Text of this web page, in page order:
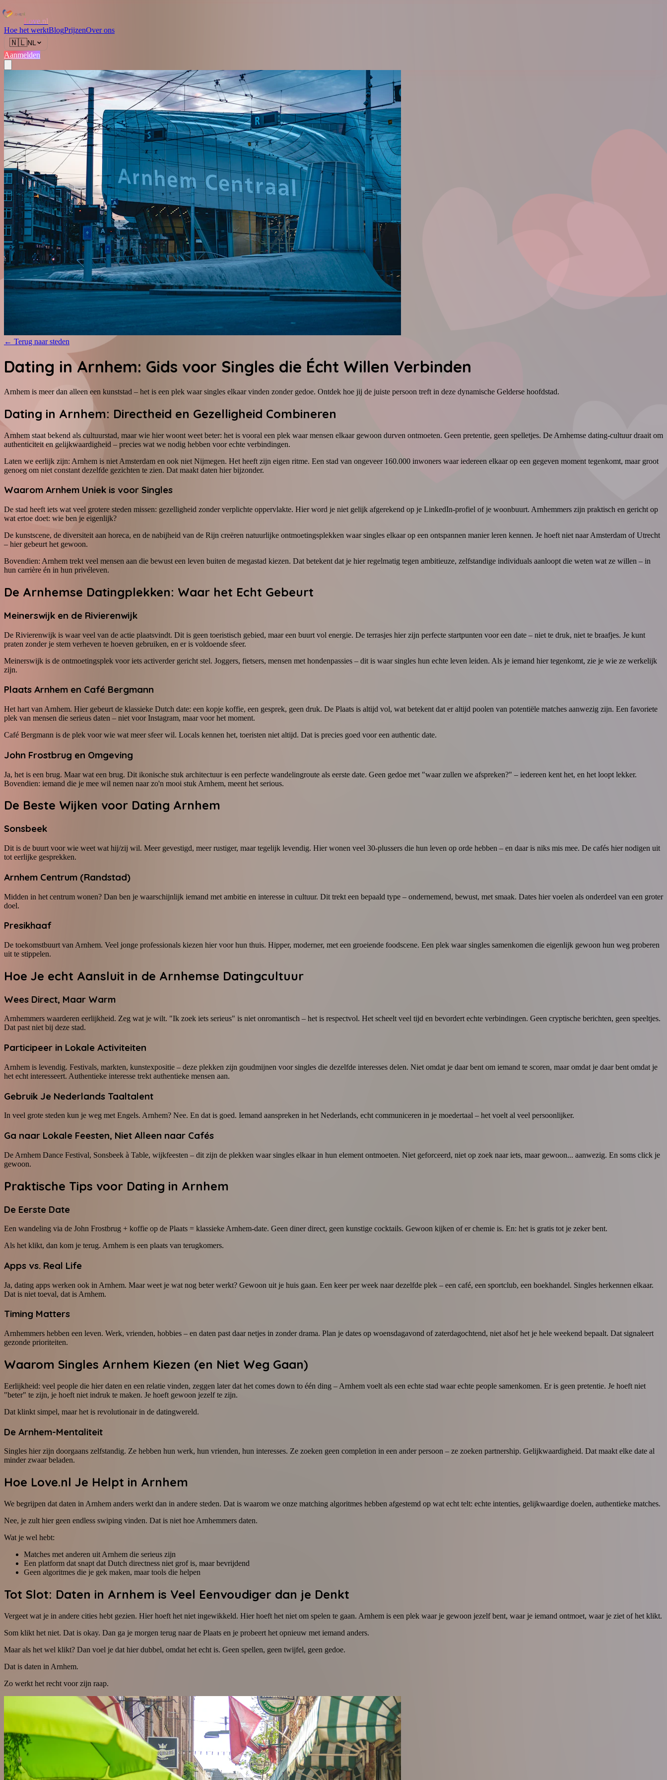
Love.nl
Hoe het werktBlogPrijzenOver ons
🇳🇱NL
Aanmelden
← Terug naar steden
Dating in Arnhem: Gids voor Singles die Écht Willen Verbinden
Arnhem is meer dan alleen een kunststad – het is een plek waar singles elkaar vinden zonder gedoe. Ontdek hoe jij de juiste persoon treft in deze dynamische Gelderse hoofdstad.
Dating in Arnhem: Directheid en Gezelligheid Combineren
Arnhem staat bekend als cultuurstad, maar wie hier woont weet beter: het is vooral een plek waar mensen elkaar gewoon durven ontmoeten. Geen pretentie, geen spelletjes. De Arnhemse dating-cultuur draait om
authenticiteit en gelijkwaardigheid – precies wat we nodig hebben voor echte verbindingen.
Laten we eerlijk zijn: Arnhem is niet Amsterdam en ook niet Nijmegen. Het heeft zijn eigen ritme. Een stad van ongeveer 160.000 inwoners waar iedereen elkaar op een gegeven moment tegenkomt, maar groot
genoeg om niet constant dezelfde gezichten te zien. Dat maakt daten hier bijzonder.
Waarom Arnhem Uniek is voor Singles
De stad heeft iets wat veel grotere steden missen: gezelligheid zonder verplichte oppervlakte. Hier word je niet gelijk afgerekend op je LinkedIn-profiel of je woonbuurt. Arnhemmers zijn praktisch en gericht op
wat ertoe doet: wie ben je eigenlijk?
De kunstscene, de diversiteit aan horeca, en de nabijheid van de Rijn creëren natuurlijke ontmoetingsplekken waar singles elkaar op een ontspannen manier leren kennen. Je hoeft niet naar Amsterdam of Utrecht
– hier gebeurt het gewoon.
Bovendien: Arnhem trekt veel mensen aan die bewust een leven buiten de megastad kiezen. Dat betekent dat je hier regelmatig tegen ambitieuze, zelfstandige individuals aanloopt die weten wat ze willen – in
hun carrière én in hun privéleven.
De Arnhemse Datingplekken: Waar het Echt Gebeurt
Meinerswijk en de Rivierenwijk
De Rivierenwijk is waar veel van de actie plaatsvindt. Dit is geen toeristisch gebied, maar een buurt vol energie. De terrasjes hier zijn perfecte startpunten voor een date – niet te druk, niet te braafjes. Je kunt
praten zonder je stem verheven te hoeven gebruiken, en er is voldoende sfeer.
Meinerswijk is de ontmoetingsplek voor iets activerder gericht stel. Joggers, fietsers, mensen met hondenpassies – dit is waar singles hun echte leven leiden. Als je iemand hier tegenkomt, zie je wie ze werkelijk
zijn.
Plaats Arnhem en Café Bergmann
Het hart van Arnhem. Hier gebeurt de klassieke Dutch date: een kopje koffie, een gesprek, geen druk. De Plaats is altijd vol, wat betekent dat er altijd poolen van potentiële matches aanwezig zijn. Een favoriete
plek van mensen die serieus daten – niet voor Instagram, maar voor het moment.
Café Bergmann is de plek voor wie wat meer sfeer wil. Locals kennen het, toeristen niet altijd. Dat is precies goed voor een authentic date.
John Frostbrug en Omgeving
Ja, het is een brug. Maar wat een brug. Dit ikonische stuk architectuur is een perfecte wandelingroute als eerste date. Geen gedoe met "waar zullen we afspreken?" – iedereen kent het, en het loopt lekker.
Bovendien: iemand die je mee wil nemen naar zo'n mooi stuk Arnhem, meent het serious.
De Beste Wijken voor Dating Arnhem
Sonsbeek
Dit is de buurt voor wie weet wat hij/zij wil. Meer gevestigd, meer rustiger, maar tegelijk levendig. Hier wonen veel 30-plussers die hun leven op orde hebben – en daar is niks mis mee. De cafés hier nodigen uit
tot eerlijke gesprekken.
Arnhem Centrum (Randstad)
Midden in het centrum wonen? Dan ben je waarschijnlijk iemand met ambitie en interesse in cultuur. Dit trekt een bepaald type – ondernemend, bewust, met smaak. Dates hier voelen als onderdeel van een groter
doel.
Presikhaaf
De toekomstbuurt van Arnhem. Veel jonge professionals kiezen hier voor hun thuis. Hipper, moderner, met een groeiende foodscene. Een plek waar singles samenkomen die eigenlijk gewoon hun weg proberen
uit te stippelen.
Hoe Je echt Aansluit in de Arnhemse Datingcultuur
Wees Direct, Maar Warm
Arnhemmers waarderen eerlijkheid. Zeg wat je wilt. "Ik zoek iets serieus" is niet onromantisch – het is respectvol. Het scheelt veel tijd en bevordert echte verbindingen. Geen cryptische berichten, geen speeltjes.
Dat past niet bij deze stad.
Participeer in Lokale Activiteiten
Arnhem is levendig. Festivals, markten, kunstexpositie – deze plekken zijn goudmijnen voor singles die dezelfde interesses delen. Niet omdat je daar bent om iemand te scoren, maar omdat je daar bent omdat je
het echt interesseert. Authentieke interesse trekt authentieke mensen aan.
Gebruik Je Nederlands Taaltalent
In veel grote steden kun je weg met Engels. Arnhem? Nee. En dat is goed. Iemand aanspreken in het Nederlands, echt communiceren in je moedertaal – het voelt al veel persoonlijker.
Ga naar Lokale Feesten, Niet Alleen naar Cafés
De Arnhem Dance Festival, Sonsbeek à Table, wijkfeesten – dit zijn de plekken waar singles elkaar in hun element ontmoeten. Niet geforceerd, niet op zoek naar iets, maar gewoon... aanwezig. En soms click je
gewoon.
Praktische Tips voor Dating in Arnhem
De Eerste Date
Een wandeling via de John Frostbrug + koffie op de Plaats = klassieke Arnhem-date. Geen diner direct, geen kunstige cocktails. Gewoon kijken of er chemie is. En: het is gratis tot je zeker bent.
Als het klikt, dan kom je terug. Arnhem is een plaats van terugkomers.
Apps vs. Real Life
Ja, dating apps werken ook in Arnhem. Maar weet je wat nog beter werkt? Gewoon uit je huis gaan. Een keer per week naar dezelfde plek – een café, een sportclub, een boekhandel. Singles herkennen elkaar.
Dat is niet toeval, dat is Arnhem.
Timing Matters
Arnhemmers hebben een leven. Werk, vrienden, hobbies – en daten past daar netjes in zonder drama. Plan je dates op woensdagavond of zaterdagochtend, niet alsof het je hele weekend bepaalt. Dat signaleert
gezonde prioriteiten.
Waarom Singles Arnhem Kiezen (en Niet Weg Gaan)
Eerlijkheid: veel people die hier daten en een relatie vinden, zeggen later dat het comes down to één ding – Arnhem voelt als een echte stad waar echte people samenkomen. Er is geen pretentie. Je hoeft niet
"beter" te zijn, je hoeft niet indruk te maken. Je hoeft gewoon jezelf te zijn.
Dat klinkt simpel, maar het is revolutionair in de datingwereld.
De Arnhem-Mentaliteit
Singles hier zijn doorgaans zelfstandig. Ze hebben hun werk, hun vrienden, hun interesses. Ze zoeken geen completion in een ander persoon – ze zoeken partnership. Gelijkwaardigheid. Dat maakt elke date al
minder zwaar beladen.
Hoe Love.nl Je Helpt in Arnhem
We begrijpen dat daten in Arnhem anders werkt dan in andere steden. Dat is waarom we onze matching algoritmes hebben afgestemd op wat echt telt: echte intenties, gelijkwaardige doelen, authentieke matches.
Nee, je zult hier geen endless swiping vinden. Dat is niet hoe Arnhemmers daten.
Wat je wel hebt:
Matches met anderen uit Arnhem die serieus zijn
Een platform dat snapt dat Dutch directness niet grof is, maar bevrijdend
Geen algoritmes die je gek maken, maar tools die helpen
Tot Slot: Daten in Arnhem is Veel Eenvoudiger dan je Denkt
Vergeet wat je in andere cities hebt gezien. Hier hoeft het niet ingewikkeld. Hier hoeft het niet om spelen te gaan. Arnhem is een plek waar je gewoon jezelf bent, waar je iemand ontmoet, waar je ziet of het klikt.
Som klikt het niet. Dat is okay. Dan ga je morgen terug naar de Plaats en je probeert het opnieuw met iemand anders.
Maar als het wel klikt? Dan voel je dat hier dubbel, omdat het echt is. Geen spellen, geen twijfel, geen gedoe.
Dat is daten in Arnhem.
Zo werkt het recht voor zijn raap.